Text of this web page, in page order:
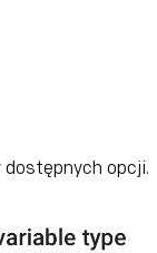
dostępnych opcji.